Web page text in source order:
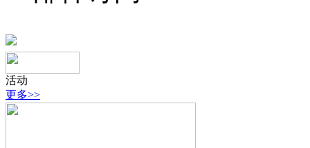
活动
更多>>